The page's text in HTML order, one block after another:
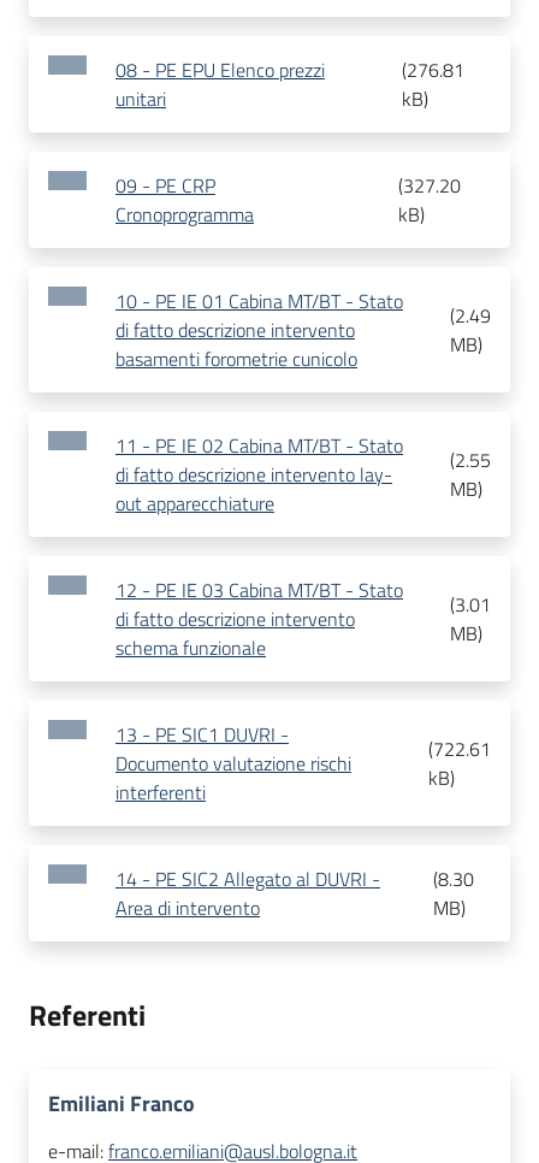
08 - PE EPU Elenco prezzi
unitari
(276.81
kB)
09 - PE CRP
Cronoprogramma
(327.20
kB)
10 - PE IE 01 Cabina MT/BT - Stato
di fatto descrizione intervento
basamenti forometrie cunicolo
(2.49
MB)
11 - PE IE 02 Cabina MT/BT - Stato
di fatto descrizione intervento lay-
out apparecchiature
(2.55
MB)
12 - PE IE 03 Cabina MT/BT - Stato
di fatto descrizione intervento
schema funzionale
(3.01
MB)
13 - PE SIC1 DUVRI -
Documento valutazione rischi
interferenti
(722.61
kB)
14 - PE SIC2 Allegato al DUVRI -
Area di intervento
(8.30
MB)
Referenti
Emiliani Franco
e-mail:franco.emiliani@ausl.bologna.it